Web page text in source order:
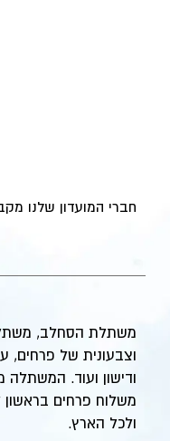
חברי המועדון שלנו מקבלים 5% אחוזי הנחה
משתלת הסחלב,
וצבעונית של פרחים,
ודישון ועוד.
משלוח פרחים בראשון
ולכל הארץ.